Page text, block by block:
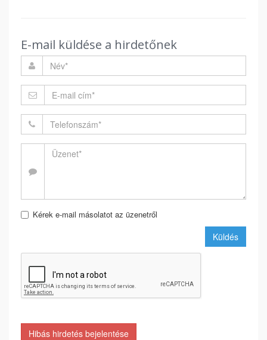
E-mail küldése a hirdetőnek
Kérek e-mail másolatot az üzenetről
Küldés
Hibás hirdetés bejelentése